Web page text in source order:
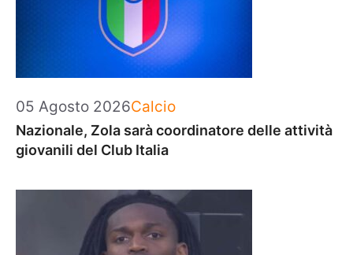
05 Agosto 2026Categorie
Calcio
Nazionale, Zola sarà coordinatore delle attività
giovanili del Club Italia